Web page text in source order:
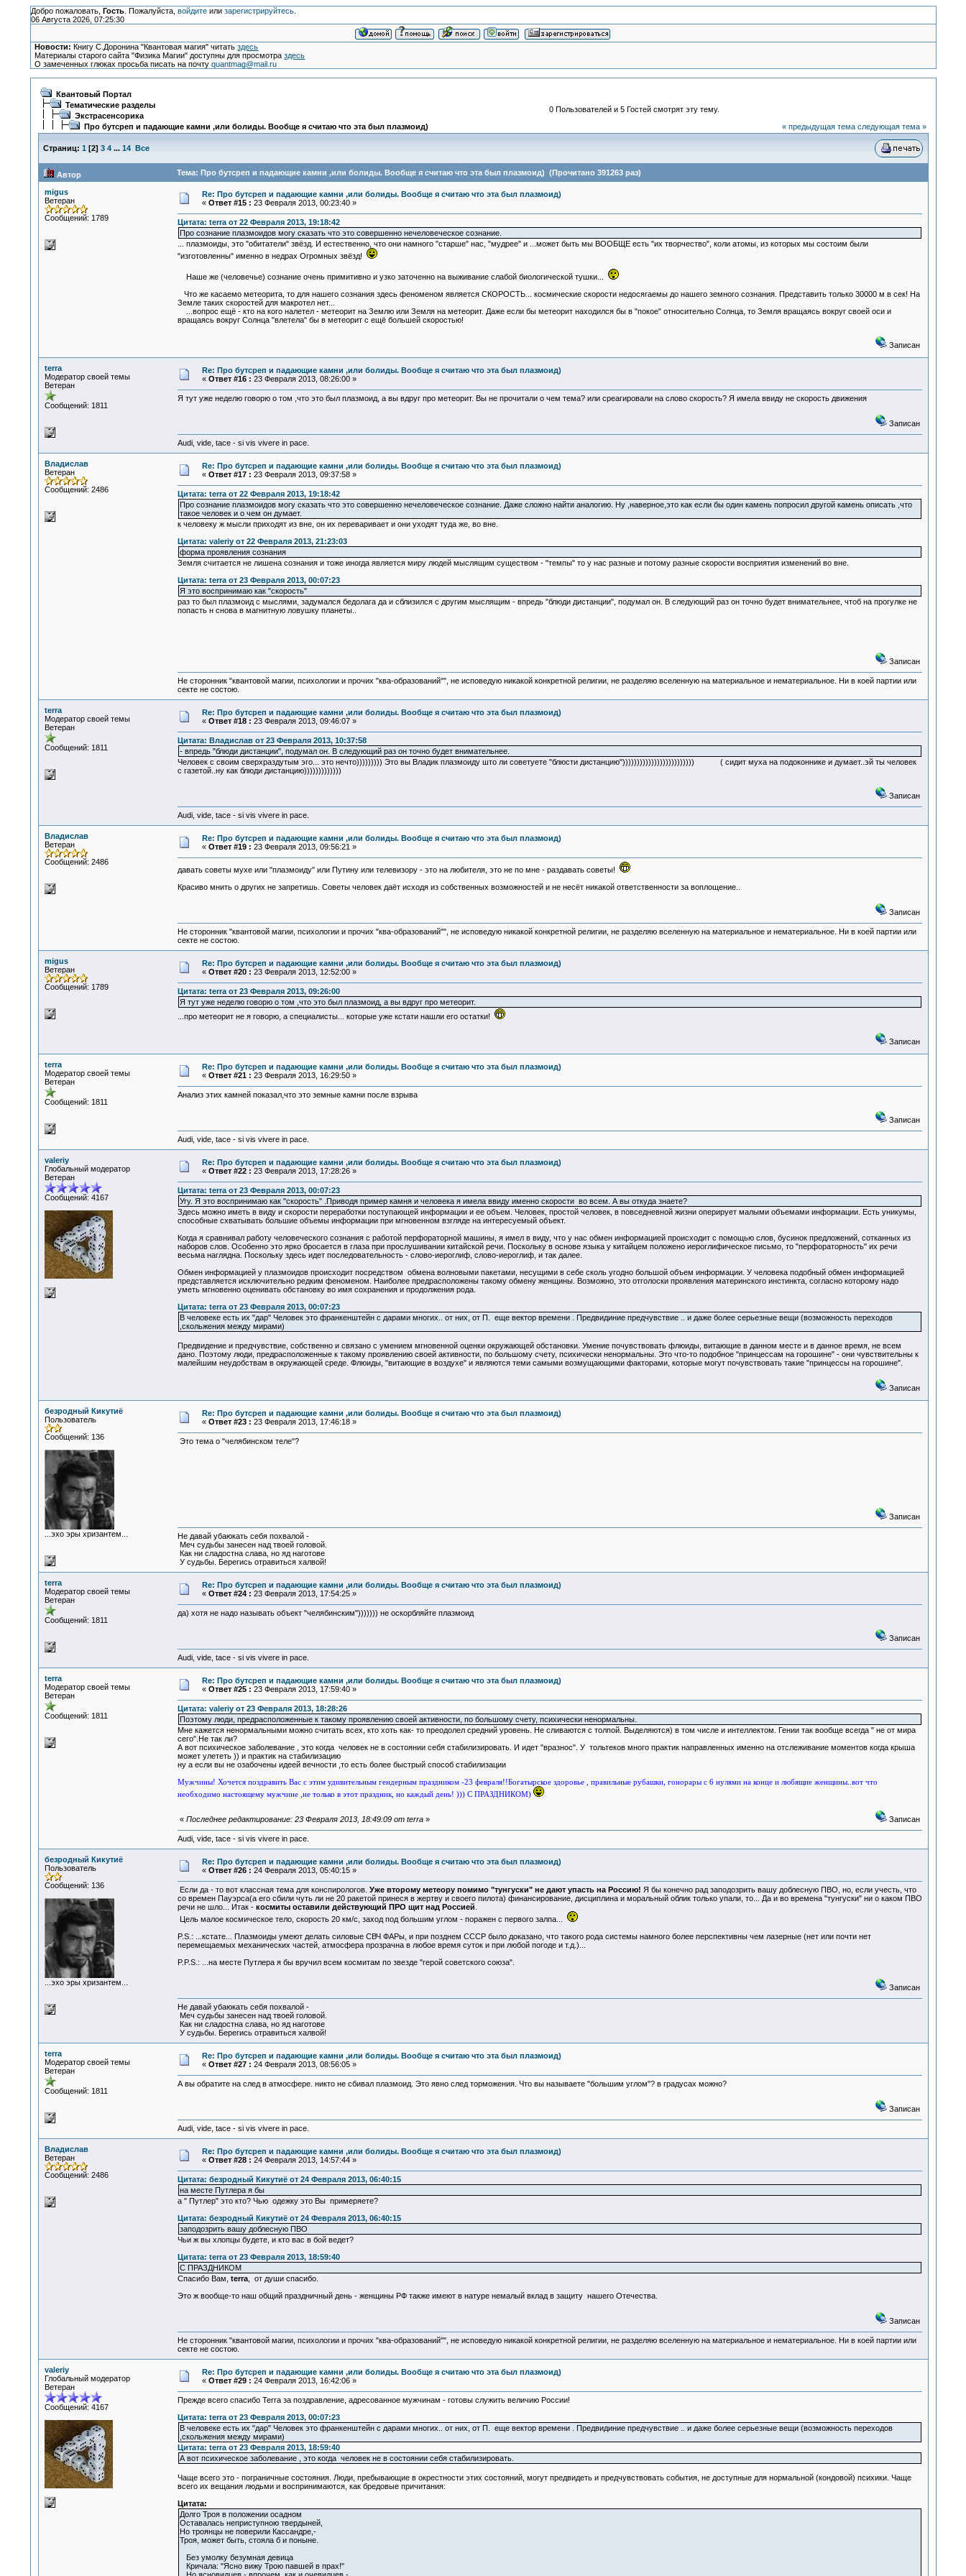
Добро пожаловать, Гость. Пожалуйста, войдитеили зарегистрируйтесь.
06 Августа 2026, 07:25:30
Новости: Книгу С.Доронина "Квантовая магия" читатьздесь
Материалы старого сайта "Физика Магии" доступны для просмотраздесь
О замеченных глюках просьба писать на почтуquantmag@mail.ru
Квантовый Портал
Тематические разделы
Экстрасенсорика
Про бутсреп и падающие камни ,или болиды. Вообще я считаю что эта был плазмоид)
0 Пользователей и 5 Гостей смотрят эту тему.
« предыдущая тема следующая тема »
Страниц: 1 [2] 3 4 ... 14 Все
Автор Тема: Про бутсреп и падающие камни ,или болиды. Вообще я считаю что эта был плазмоид) (Прочитано 391263 раз)
migus
Ветеран
Сообщений: 1789
Re: Про бутсреп и падающие камни ,или болиды. Вообще я считаю что эта был плазмоид)
« Ответ #15 : 23 Февраля 2013, 00:23:40 »
Цитата: terra от 22 Февраля 2013, 19:18:42
Про сознание плазмоидов могу сказать что это совершенно нечеловеческое сознание.
... плазмоиды, это "обитатели" звёзд. И естественно, что они намного "старше" нас, "мудрее" и ...может быть мы ВООБЩЕ есть "их творчество", коли атомы, из которых мы состоим были
"изготовленны" именно в недрах Огромных звёзд!
Наше же (человечье) сознание очень примитивно и узко заточенно на выживание слабой биологической тушки...
Что же касаемо метеорита, то для нашего сознания здесь феноменом является СКОРОСТЬ... космические скорости недосягаемы до нашего земного сознания. Представить только 30000 м в сек! На
Земле таких скоростей для макротел нет...
...вопрос ещё - кто на кого налетел - метеорит на Землю или Земля на метеорит. Даже если бы метеорит находился бы в "покое" относительно Солнца, то Земля вращаясь вокруг своей оси и
вращаясь вокруг Солнца "влетела" бы в метеорит с ещё большей скоростью!
Записан
terra
Модератор своей темы
Ветеран
Сообщений: 1811
Re: Про бутсреп и падающие камни ,или болиды. Вообще я считаю что эта был плазмоид)
« Ответ #16 : 23 Февраля 2013, 08:26:00 »
Я тут уже неделю говорю о том ,что это был плазмоид, а вы вдруг про метеорит. Вы не прочитали о чем тема? или среагировали на слово скорость? Я имела ввиду не скорость движения
Записан
Audi, vide, tace - si vis vivere in pace.
Владислав
Ветеран
Сообщений: 2486
Re: Про бутсреп и падающие камни ,или болиды. Вообще я считаю что эта был плазмоид)
« Ответ #17 : 23 Февраля 2013, 09:37:58 »
Цитата: terra от 22 Февраля 2013, 19:18:42
Про сознание плазмоидов могу сказать что это совершенно нечеловеческое сознание. Даже сложно найти аналогию. Ну ,наверное,это как если бы один камень попросил другой камень описать ,что
такое человек и о чем он думает.
к человеку ж мысли приходят из вне, он их переваривает и они уходят туда же, во вне.
Цитата: valeriy от 22 Февраля 2013, 21:23:03
форма проявления сознания
Земля считается не лишена сознания и тоже иногда является миру людей мыслящим существом - "темпы" то у нас разные и потому разные скорости восприятия изменений во вне.
Цитата: terra от 23 Февраля 2013, 00:07:23
Я это воспринимаю как "скорость"
раз то был плазмоид с мыслями, задумался бедолага да и сблизился с другим мыслящим - впредь "блюди дистанции", подумал он. В следующий раз он точно будет внимательнее, чтоб на прогулке не
попасть н снова в магнитную ловушку планеты..
Записан
Не сторонник "квантовой магии, психологии и прочих "ква-образований"", не исповедую никакой конкретной религии, не разделяю вселенную на материальное и нематериальное. Ни в коей партии или
секте не состою.
terra
Модератор своей темы
Ветеран
Сообщений: 1811
Re: Про бутсреп и падающие камни ,или болиды. Вообще я считаю что эта был плазмоид)
« Ответ #18 : 23 Февраля 2013, 09:46:07 »
Цитата: Владислав от 23 Февраля 2013, 10:37:58
- впредь "блюди дистанции", подумал он. В следующий раз он точно будет внимательнее.
Человек с своим сверхраздутым эго... это нечто))))))))) Это вы Владик плазмоиду што ли советуете "блюсти дистанцию"))))))))))))))))))))))))) ( сидит муха на подоконнике и думает..эй ты человек
с газетой..ну как блюди дистанцию)))))))))))))
Записан
Audi, vide, tace - si vis vivere in pace.
Владислав
Ветеран
Сообщений: 2486
Re: Про бутсреп и падающие камни ,или болиды. Вообще я считаю что эта был плазмоид)
« Ответ #19 : 23 Февраля 2013, 09:56:21 »
давать советы мухе или "плазмоиду" или Путину или телевизору - это на любителя, это не по мне - раздавать советы!
Красиво мнить о других не запретишь. Советы человек даёт исходя из собственных возможностей и не несёт никакой ответственности за воплощение..
Записан
Не сторонник "квантовой магии, психологии и прочих "ква-образований"", не исповедую никакой конкретной религии, не разделяю вселенную на материальное и нематериальное. Ни в коей партии или
секте не состою.
migus
Ветеран
Сообщений: 1789
Re: Про бутсреп и падающие камни ,или болиды. Вообще я считаю что эта был плазмоид)
« Ответ #20 : 23 Февраля 2013, 12:52:00 »
Цитата: terra от 23 Февраля 2013, 09:26:00
Я тут уже неделю говорю о том ,что это был плазмоид, а вы вдруг про метеорит.
...про метеорит не я говорю, а специалисты... которые уже кстати нашли его остатки!
Записан
terra
Модератор своей темы
Ветеран
Сообщений: 1811
Re: Про бутсреп и падающие камни ,или болиды. Вообще я считаю что эта был плазмоид)
« Ответ #21 : 23 Февраля 2013, 16:29:50 »
Анализ этих камней показал,что это земные камни после взрыва
Записан
Audi, vide, tace - si vis vivere in pace.
valeriy
Глобальный модератор
Ветеран
Сообщений: 4167
Re: Про бутсреп и падающие камни ,или болиды. Вообще я считаю что эта был плазмоид)
« Ответ #22 : 23 Февраля 2013, 17:28:26 »
Цитата: terra от 23 Февраля 2013, 00:07:23
Угу. Я это воспринимаю как "скорость" .Приводя пример камня и человека я имела ввиду именно скорости во всем. А вы откуда знаете?
Здесь можно иметь в виду и скорости переработки поступающей информации и ее объем. Человек, простой человек, в повседневной жизни оперирует малыми объемами информации. Есть уникумы,
способные схватывать большие объемы информации при мгновенном взгляде на интересуемый объект.
Когда я сравнивал работу человеческого сознания с работой перфораторной машины, я имел в виду, что у нас обмен информацией происходит с помощью слов, бусинок предложений, сотканных из
наборов слов. Особенно это ярко бросается в глаза при прослушивании китайской речи. Поскольку в основе языка у китайцем положено иероглифическое письмо, то "перфораторность" их речи
весьма наглядна. Поскольку здесь идет последовательность - слово-иероглиф, слово-иероглиф, и так далее.
Обмен информацией у плазмоидов происходит посредством обмена волновыми пакетами, несущими в себе сколь угодно большой объем информации. У человека подобный обмен информацией
представляется исключительно редким феноменом. Наиболее предрасположены такому обмену женщины. Возможно, это отголоски проявления материнского инстинкта, согласно которому надо
уметь мгновенно оценивать обстановку во имя сохранения и продолжения рода.
Цитата: terra от 23 Февраля 2013, 00:07:23
В человеке есть их "дар" Человек это франкенштейн с дарами многих.. от них, от П. еще вектор времени . Предвидиние предчувствие .. и даже более серьезные вещи (возможность переходов
,скольжения между мирами)
Предвидение и предчувствие, собственно и связано с умением мгновенной оценки окружающей обстановки. Умение почувствовать флюиды, витающие в данном месте и в данное время, не всем
дано. Поэтому люди, предрасположенные к такому проявлению своей активности, по большому счету, психически ненормальны. Это что-то подобное "принцессам на горошине" - они чувствительны к
малейшим неудобствам в окружающей среде. Флюиды, "витающие в воздухе" и являются теми самыми возмущающими факторами, которые могут почувствовать такие "принцессы на горошине".
Записан
безродный Кикутиё
Пользователь
Сообщений: 136
...эхо эры хризантем...
Re: Про бутсреп и падающие камни ,или болиды. Вообще я считаю что эта был плазмоид)
« Ответ #23 : 23 Февраля 2013, 17:46:18 »
Это тема о "челябинском теле"?
Записан
Не давай убаюкать себя похвалой -
Меч судьбы занесен над твоей головой.
Как ни сладостна слава, но яд наготове
У судьбы. Берегись отравиться халвой!
terra
Модератор своей темы
Ветеран
Сообщений: 1811
Re: Про бутсреп и падающие камни ,или болиды. Вообще я считаю что эта был плазмоид)
« Ответ #24 : 23 Февраля 2013, 17:54:25 »
да) хотя не надо называть объект "челябинским"))))))) не оскорбляйте плазмоид
Записан
Audi, vide, tace - si vis vivere in pace.
terra
Модератор своей темы
Ветеран
Сообщений: 1811
Re: Про бутсреп и падающие камни ,или болиды. Вообще я считаю что эта был плазмоид)
« Ответ #25 : 23 Февраля 2013, 17:59:40 »
Цитата: valeriy от 23 Февраля 2013, 18:28:26
Поэтому люди, предрасположенные к такому проявлению своей активности, по большому счету, психически ненормальны.
Мне кажется ненормальными можно считать всех, кто хоть как- то преодолел средний уровень. Не сливаются с толпой. Выделяются) в том числе и интеллектом. Гении так вообще всегда " не от мира
сего".Не так ли?
А вот психическое заболевание , это когда человек не в состоянии себя стабилизировать. И идет "вразнос". У тольтеков много практик направленных именно на отслеживание моментов когда крыша
может улететь )) и практик на стабилизацию
ну а если вы не озабочены идеей вечности ,то есть более быстрый способ стабилизации
Мужчины! Хочется поздравить Вас с этим удивительным гендерным праздником -23 февраля!!Богатырское здоровье , правильные рубашки, гонорары с 6 нулями на конце и любящие женщины..вот что
необходимо настоящему мужчине ,не только в этот праздник, но каждый день! ))) С ПРАЗДНИКОМ)
« Последнее редактирование: 23 Февраля 2013, 18:49:09 от terra» Записан
Audi, vide, tace - si vis vivere in pace.
безродный Кикутиё
Пользователь
Сообщений: 136
...эхо эры хризантем...
Re: Про бутсреп и падающие камни ,или болиды. Вообще я считаю что эта был плазмоид)
« Ответ #26 : 24 Февраля 2013, 05:40:15 »
Если да - то вот классная тема для конспирологов. Уже второму метеору помимо "тунгуски" не дают упасть на Россию! Я бы конечно рад заподозрить вашу доблесную ПВО, но, если учесть, что
со времен Пауэрса(а его сбили чуть ли не 20 ракетой принеся в жертву и своего пилота) финансирование, дисциплина и моральный облик только упали, то... Да и во времена "тунгуски" ни о каком ПВО
речи не шло... Итак - космиты оставили действующий ПРО щит над Россией
Цель малое космическое тело, скорость 20 км/с, заход под большим углом - поражен с первого залпа...
P.S.: ...кстате... Плазмоиды умеют делать силовые СВЧ ФАРы, и при позднем СССР было доказано, что такого рода системы намного более перспективны чем лазерные (нет или почти нет
перемещаемых механических частей, атмосфера прозрачна в любое время суток и при любой погоде и т.д.)...
P.P.S.: ...на месте Путлера я бы вручил всем космитам по звезде "герой советского союза".
Записан
Не давай убаюкать себя похвалой -
Меч судьбы занесен над твоей головой.
Как ни сладостна слава, но яд наготове
У судьбы. Берегись отравиться халвой!
terra
Модератор своей темы
Ветеран
Сообщений: 1811
Re: Про бутсреп и падающие камни ,или болиды. Вообще я считаю что эта был плазмоид)
« Ответ #27 : 24 Февраля 2013, 08:56:05 »
А вы обратите на след в атмосфере. никто не сбивал плазмоид. Это явно след торможения. Что вы называете "большим углом"? в градусах можно?
Записан
Audi, vide, tace - si vis vivere in pace.
Владислав
Ветеран
Сообщений: 2486
Re: Про бутсреп и падающие камни ,или болиды. Вообще я считаю что эта был плазмоид)
« Ответ #28 : 24 Февраля 2013, 14:57:44 »
Цитата: безродный Кикутиё от 24 Февраля 2013, 06:40:15
на месте Путлера я бы
а " Путлер" это кто? Чью одежку это Вы примеряете?
Цитата: безродный Кикутиё от 24 Февраля 2013, 06:40:15
заподозрить вашу доблесную ПВО
Чьи ж вы хлопцы будете, и кто вас в бой ведет?
Цитата: terra от 23 Февраля 2013, 18:59:40
С ПРАЗДНИКОМ
Спасибо Вам, terra, от души спасибо.
Это ж вообще-то наш общий праздничный день - женщины РФ также имеют в натуре немалый вклад в защиту нашего Отечества.
Записан
Не сторонник "квантовой магии, психологии и прочих "ква-образований"", не исповедую никакой конкретной религии, не разделяю вселенную на материальное и нематериальное. Ни в коей партии или
секте не состою.
valeriy
Глобальный модератор
Ветеран
Сообщений: 4167
Re: Про бутсреп и падающие камни ,или болиды. Вообще я считаю что эта был плазмоид)
« Ответ #29 : 24 Февраля 2013, 16:42:06 »
Прежде всего спасибо Terra за поздравление, адресованное мужчинам - готовы служить величию России!
Цитата: terra от 23 Февраля 2013, 00:07:23
В человеке есть их "дар" Человек это франкенштейн с дарами многих.. от них, от П. еще вектор времени . Предвидиние предчувствие .. и даже более серьезные вещи (возможность переходов
,скольжения между мирами)
Цитата: terra от 23 Февраля 2013, 18:59:40
А вот психическое заболевание , это когда человек не в состоянии себя стабилизировать.
Чаще всего это - пограничные состояния. Люди, пребывающие в окрестности этих состояний, могут предвидеть и предчувствовать события, не доступные для нормальной (кондовой) психики. Чаще
всего их вещания людьми и воспринимаются, как бредовые причитания:
Цитата:
Долго Троя в положении осадном
Оставалась неприступною твердыней,
Но троянцы не поверили Кассандре,-
Троя, может быть, стояла б и поныне.
Без умолку безумная девица
Кричала: "Ясно вижу Трою павшей в прах!"